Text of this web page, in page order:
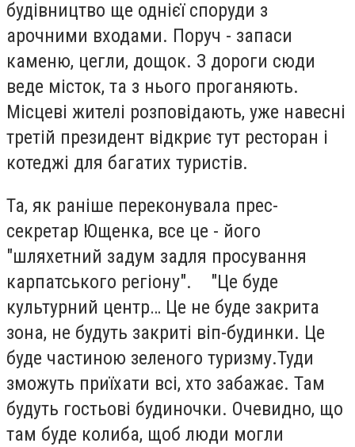
будівництво ще однієї споруди з
арочними входами. Поруч - запаси
каменю, цегли, дощок. З дороги сюди
веде місток, та з нього проганяють.
Місцеві жителі розповідають, уже навесні
третій президент відкриє тут ресторан і
котеджі для багатих туристів.
Та, як раніше переконувала прес-
секретар Ющенка, все це - його
"шляхетний задум задля просування
карпатського регіону". "Це буде
культурний центр… Це не буде закрита
зона, не будуть закриті віп-будинки. Це
буде частиною зеленого туризму.Туди
зможуть приїхати всі, хто забажає. Там
будуть гостьові будиночки. Очевидно, що
там буде колиба, щоб люди могли